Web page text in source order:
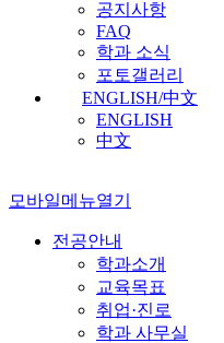
공지사항
FAQ
학과 소식
포토갤러리
ENGLISH/中文
ENGLISH
中文
모바일메뉴열기
전공안내
학과소개
교육목표
취업·진로
학과 사무실